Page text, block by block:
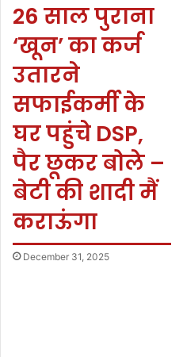
26 साल पुराना
‘खून’ का कर्ज
उतारने
सफाईकर्मी के
घर पहुंचे DSP,
पैर छूकर बोले –
बेटी की शादी मैं
कराऊंगा
December 31, 2025